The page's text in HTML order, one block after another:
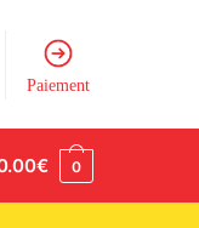
Paiement
€ 0